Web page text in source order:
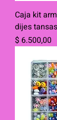
Caja kit
dijes
Precio
$ 6.500,00